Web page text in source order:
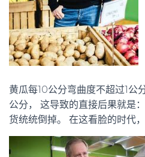
黄瓜每10公分弯曲度不超过1公
公分， 这导致的直接后果就是
货统统倒掉。 在这看脸的时代